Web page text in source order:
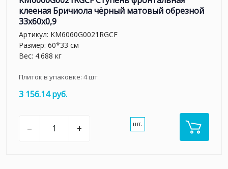
клееная Бричиола чёрный матовый обрезной
33x60x0,9
Артикул: KM6060G0021RGCF
Размер: 60*33 см
Вес: 4.688 кг
Плиток в упаковке: 4шт
3 156.14 руб.
– + шт.